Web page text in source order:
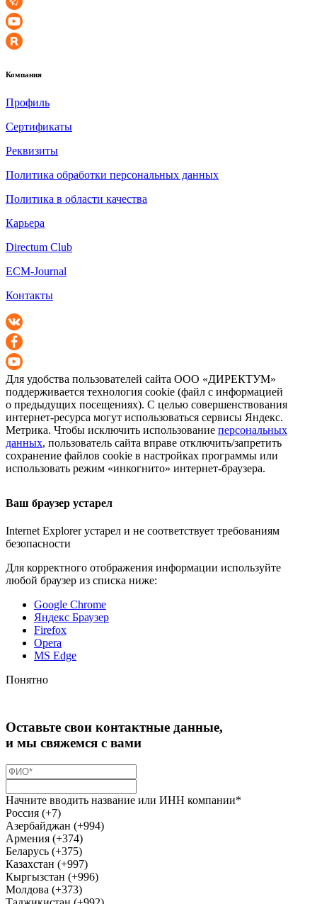
Компания
Профиль
Сертификаты
Реквизиты
Политика обработки персональных данных
Политика в области качества
Карьера
Directum Club
ECM-Journal
Контакты
Для удобства пользователей сайта ООО «ДИРЕКТУМ»
поддерживается технология cookie (файл с информацией
о предыдущих посещениях). С целью совершенствования
интернет-ресурса могут использоваться сервисы Яндекс.
Метрика. Чтобы исключить использование персональных
данных, пользователь сайта вправе отключить/запретить
сохранение файлов cookie в настройках программы или
использовать режим «инкогнито» интернет-браузера.
Ваш браузер устарел
Internet Explorer устарел и не соответствует требованиям
безопасности
Для корректного отображения информации используйте
любой браузер из списка ниже:
Google Chrome
Яндекс Браузер
Firefox
Opera
MS Edge
Понятно
Оставьте свои контактные данные,
и мы свяжемся с вами
Начните вводить название или ИНН компании*
Россия (+7)
Азербайджан (+994)
Армения (+374)
Беларусь (+375)
Казахстан (+997)
Кыргызстан (+996)
Молдова (+373)